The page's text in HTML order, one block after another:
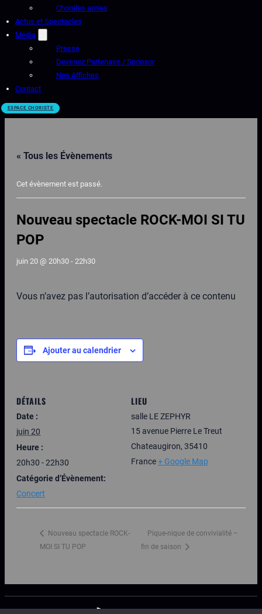
Chorales amies
Actus et Spectacles
Média
Presse
Devenez Partenaire / Sponsor
Nos Affiches
Contact
ESPACE CHORISTE
« Tous les Évènements
Cet évènement est passé.
Nouveau spectacle ROCK-MOI SI TU
POP
juin 20 @ 20h30 - 22h30
Vous n’avez pas l’autorisation d’accéder à ce contenu
Ajouter au calendrier
DÉTAILS
Date :
juin 20
Heure :
20h30 - 22h30
Catégorie d’Évènement:
Concert
LIEU
salle LE ZEPHYR
15 avenue Pierre Le Treut
Chateaugiron, 35410
France+ Google Map
Nouveau spectacle ROCK-
MOI SI TU POP
Pique-nique de convivialité –
fin de saison